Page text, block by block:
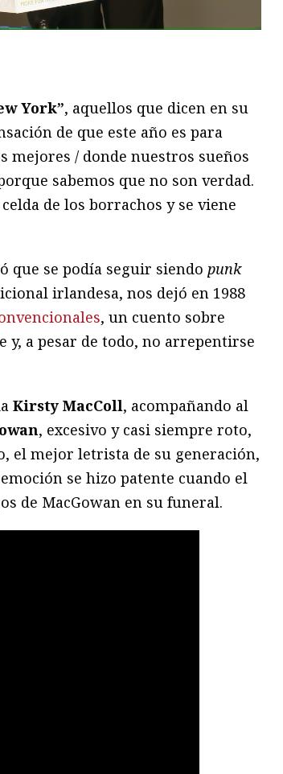
York”, aquellos que dicen en su
de que este año es para
mejores / donde nuestros sueños
sabemos que no son verdad.
de los borrachos y se viene
que se podía seguir siendo punk
irlandesa, nos dejó en 1988
, un cuento sobre
y, a pesar de todo, no arrepentirse
Kirsty MacColl, acompañando al
, excesivo y casi siempre roto,
el mejor letrista de su generación,
se hizo patente cuando el
de MacGowan en su funeral.